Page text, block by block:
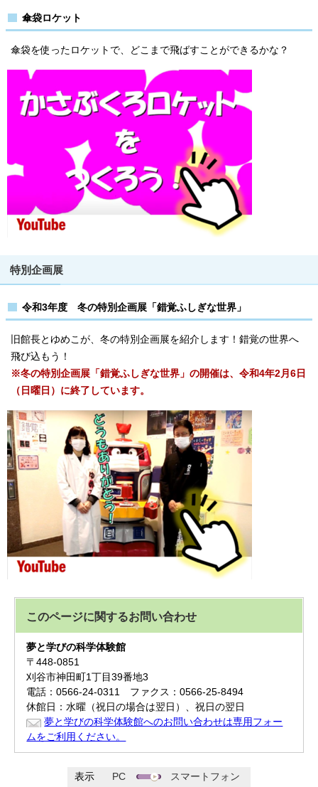
傘袋ロケット
傘袋を使ったロケットで、どこまで飛ばすことができるかな？
特別企画展
令和3年度 冬の特別企画展「錯覚ふしぎな世界」
旧館長とゆめこが、冬の特別企画展を紹介します！錯覚の世界へ
飛び込もう！
※冬の特別企画展「錯覚ふしぎな世界」の開催は、令和4年2月6日
（日曜日）に終了しています。
このページに関するお問い合わせ
夢と学びの科学体験館
〒448-0851
刈谷市神田町1丁目39番地3
電話：0566-24-0311 ファクス：0566-25-8494
休館日：水曜（祝日の場合は翌日）、祝日の翌日
夢と学びの科学体験館へのお問い合わせは専用フォー
ムをご利用ください。
表示 PC スマートフォン